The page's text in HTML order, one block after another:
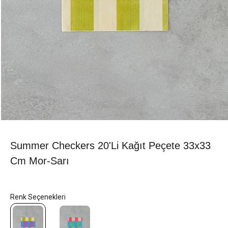
Summer Checkers 20'li Kağıt Peçete 33x33
Cm Mor-Sarı